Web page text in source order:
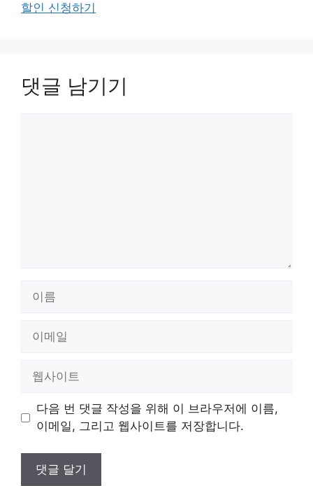
할인 신청하기
댓글 남기기
트
다음 번 댓글 작성을 위해 이 브라우저에 이름,
이메일, 그리고 웹사이트를 저장합니다.